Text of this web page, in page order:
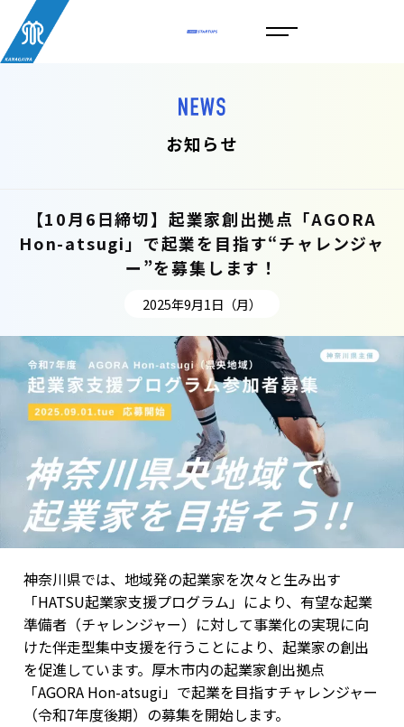
お知らせ
【10月6日締切】起業家創出拠点「AGORA
Hon-atsugi」で起業を目指す“チャレンジャ
ー”を募集します！
2025年9月1日（月）
神奈川県では、地域発の起業家を次々と生み出す
「HATSU起業家支援プログラム」により、有望な起業
準備者（チャレンジャー）に対して事業化の実現に向
けた伴走型集中支援を行うことにより、起業家の創出
を促進しています。厚木市内の起業家創出拠点
「AGORA Hon-atsugi」で起業を目指すチャレンジャー
（令和7年度後期）の募集を開始します。